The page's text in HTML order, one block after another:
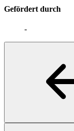
Gefördert durch
-